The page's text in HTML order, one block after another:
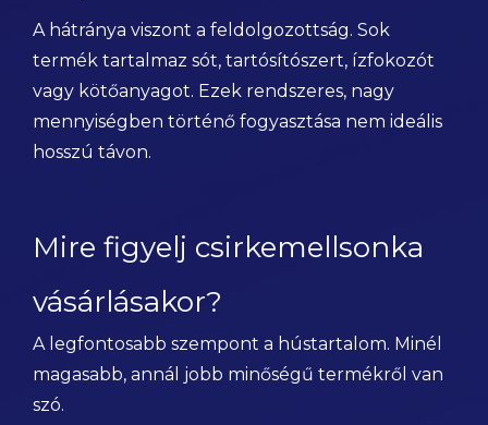
A hátránya viszont a feldolgozottság. Sok
termék tartalmaz sót, tartósítószert, ízfokozót
vagy kötőanyagot. Ezek rendszeres, nagy
mennyiségben történő fogyasztása nem ideális
hosszú távon.
Mire figyelj csirkemellsonka
vásárlásakor?
A legfontosabb szempont a hústartalom. Minél
magasabb, annál jobb minőségű termékről van
szó.